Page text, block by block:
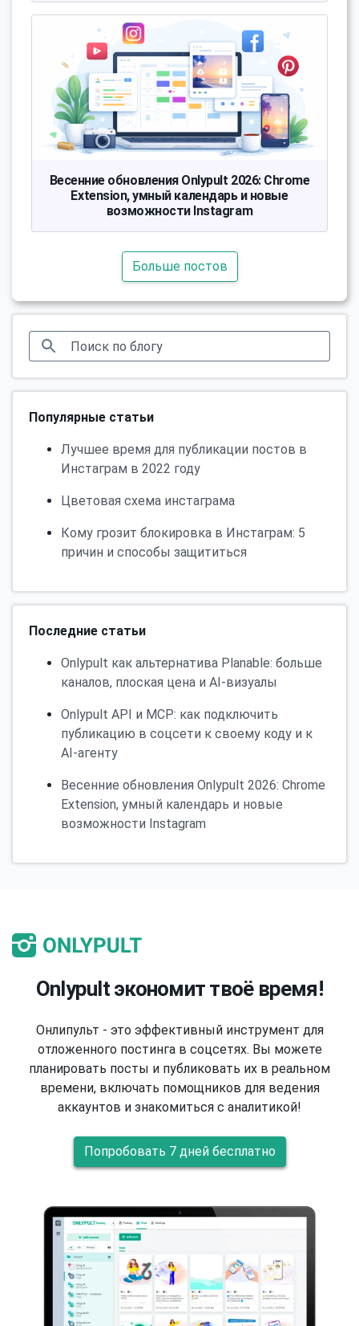
Весенние обновления Onlypult 2026: Chrome
Extension, умный календарь и новые
возможности Instagram
Больше постов
Популярные статьи
Лучшее время для публикации постов в
Инстаграм в 2022 году
Цветовая схема инстаграма
Кому грозит блокировка в Инстаграм: 5
причин и способы защититься
Последние статьи
Onlypult как альтернатива Planable: больше
каналов, плоская цена и AI-визуалы
Onlypult API и MCP: как подключить
публикацию в соцсети к своему коду и к
AI-агенту
Весенние обновления Onlypult 2026: Chrome
Extension, умный календарь и новые
возможности Instagram
Onlypult экономит твоё время!
Онлипульт - это эффективный инструмент для
отложенного постинга в соцсетях. Вы можете
планировать посты и публиковать их в реальном
времени, включать помощников для ведения
аккаунтов и знакомиться с аналитикой!
Попробовать 7 дней бесплатно